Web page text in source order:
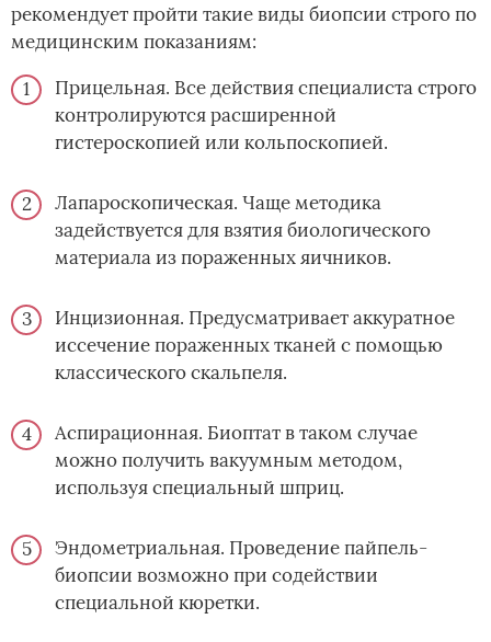
рекомендует пройти такие виды биопсии строго по
медицинским показаниям:
Прицельная. Все действия специалиста строго
контролируются расширенной
гистероскопией или кольпоскопией.
Лапароскопическая. Чаще методика
задействуется для взятия биологического
материала из пораженных яичников.
Инцизионная. Предусматривает аккуратное
иссечение пораженных тканей с помощью
классического скальпеля.
Аспирационная. Биоптат в таком случае
можно получить вакуумным методом,
используя специальный шприц.
Эндометриальная. Проведение пайпель-
биопсии возможно при содействии
специальной кюретки.